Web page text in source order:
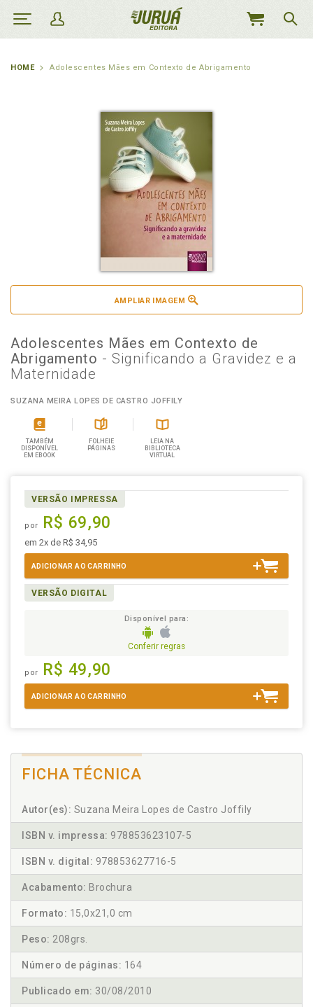
MEU
HOME Adolescentes Mães em Contexto de Abrigamento
AMPLIAR IMAGEM
Adolescentes Mães em Contexto de
Abrigamento - Significando a Gravidez e a
Maternidade
SUZANA MEIRA LOPES DE CASTRO JOFFILY
TAMBÉM
DISPONÍVEL
EM EBOOK
FOLHEIE
PÁGINAS
LEIA NA
BIBLIOTECA
VIRTUAL
VERSÃO IMPRESSA
por R$ 69,90
em 2x de R$ 34,95
ADICIONAR AO CARRINHO
VERSÃO DIGITAL
Disponível para:
Conferir regras
por R$ 49,90
ADICIONAR AO CARRINHO
FICHA TÉCNICA
Autor(es): Suzana Meira Lopes de Castro Joffily
ISBN v. impressa: 978853623107-5
ISBN v. digital: 978853627716-5
Acabamento: Brochura
Formato: 15,0x21,0 cm
Peso: 208grs.
Número de páginas: 164
Publicado em: 30/08/2010